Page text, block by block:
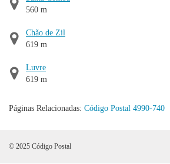
560 m
Chão de Zil
619 m
Luvre
619 m
Páginas Relacionadas: Código Postal 4990-740
© 2025 Código Postal